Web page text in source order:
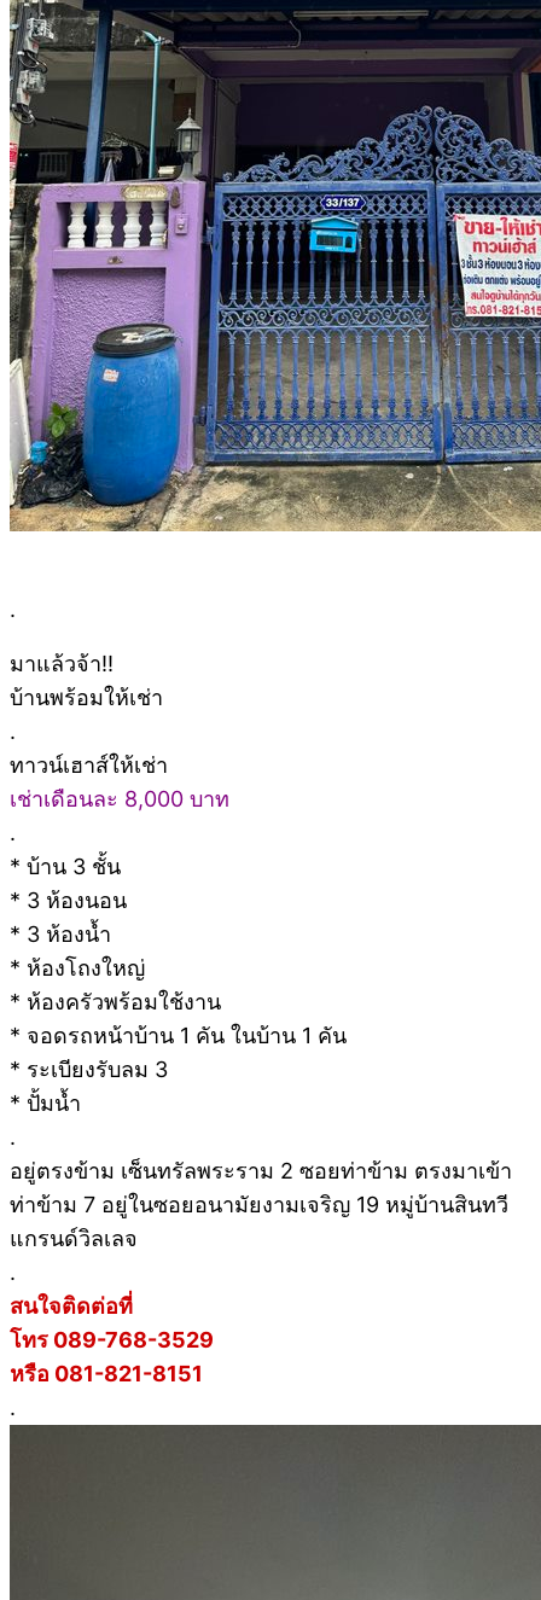
.
มาแล้วจ้า!!
บ้านพร้อมให้เช่า
.
ทาวน์เฮาส์ให้เช่า
เช่าเดือนละ 8,000 บาท
.
* บ้าน 3 ชั้น
* 3 ห้องนอน
* 3 ห้องน้ำ
* ห้องโถงใหญ่
* ห้องครัวพร้อมใช้งาน
* จอดรถหน้าบ้าน 1 คัน ในบ้าน 1 คัน
* ระเบียงรับลม 3
* ปั้มน้ำ
.
อยู่ตรงข้าม เซ็นทรัลพระราม 2 ซอยท่าข้าม ตรงมาเข้า
ท่าข้าม 7 อยู่ในซอยอนามัยงามเจริญ 19 หมู่บ้านสินทวี
แกรนด์วิลเลจ
.
สนใจติดต่อที่
โทร 089-768-3529
หรือ 081-821-8151
.